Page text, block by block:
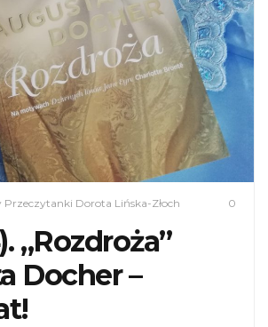
Przeczytanki Dorota Lińska-Złoch 0
„Rozdroża”
Docher –